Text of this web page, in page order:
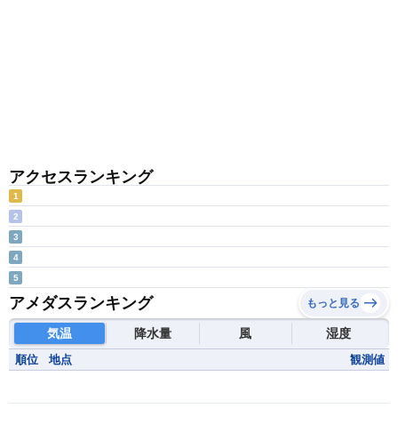
アクセスランキング
1
2
3
4
5
アメダスランキング もっと見る
気温 降水量 風 湿度
順位 地点 観測値